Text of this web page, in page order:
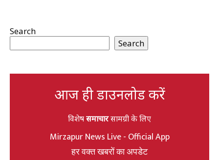
Search
Search
आज ही डाउनलोड करें
विशेषसमाचारसामग्री के लिए
Mirzapur News Live - Official App
हर वक्त खबरों का अपडेट